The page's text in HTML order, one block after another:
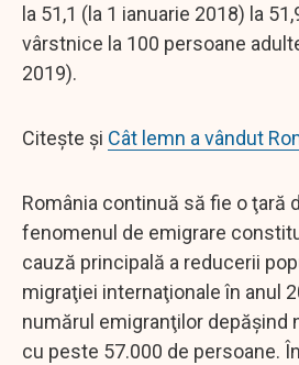
la 51,1 (la 1 ianuarie 2018) la
vârstnice la 100 persoane
2019).
Citește și Cât lemn a vândut
România continuă să fie o ţară
fenomenul de emigrare
cauză principală a reducerii
migraţiei internaţionale în anul
numărul emigranţilor depăşind
cu peste 57.000 de persoane.